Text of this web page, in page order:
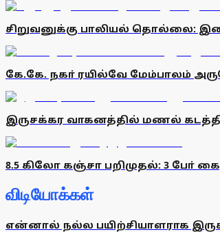
சிறுவனுக்கு பாலியல் தொல்லை:
கே.கே. நகா் ரயில்வே மேம்பாலம்
இருசக்கர வாகனத்தில் மணல்
8.5 கிலோ கஞ்சா பறிமுதல்: 3 போ்
விடியோக்கள்
என்னால் நல்ல பயிற்சியாளராக